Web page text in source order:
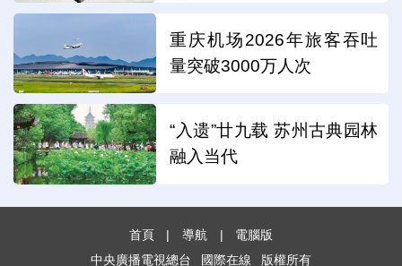
重庆机场2026年旅客吞吐
量突破3000万人次
“入遗”廿九载 苏州古典园林
融入当代
首頁 | 導航 |
電腦版
中央廣播電視總台
國際在線 版權所有